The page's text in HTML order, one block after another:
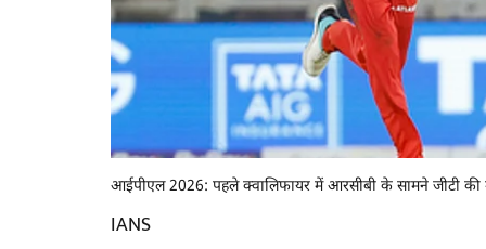
आईपीएल 2026: पहले क्वालिफायर में आरसीबी के सामने जीटी की
IANS